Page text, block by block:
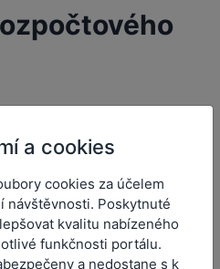
Z
a cookies
cookies za účelem
návštěvnosti. Poskytnuté
kvalitu nabízeného
funkčnosti portálu.
a nedostane s k